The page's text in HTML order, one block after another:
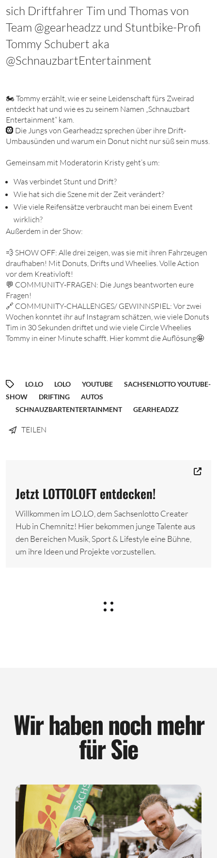
sich Driftfahrer Tim und Thomas von
Team ‪@gearheadzz‬ und Stuntbike-Profi
Tommy Schubert aka
‪@SchnauzbartEntertainment‬
🏍 Tommy erzählt, wie er seine Leidenschaft fürs Zweirad
entdeckt hat und wie es zu seinem Namen „Schnauzbart
Entertainment“ kam.
🛞 Die Jungs von Gearheadzz sprechen über ihre Drift-
Umbausünden und warum ein Donut nicht nur süß sein muss.
Gemeinsam mit Moderatorin Kristy geht’s um:
Was verbindet Stunt und Drift?
Wie hat sich die Szene mit der Zeit verändert?
Wie viele Reifensätze verbraucht man bei einem Event
wirklich?
Außerdem in der Show:
💨 SHOW OFF: Alle drei zeigen, was sie mit ihren Fahrzeugen
draufhaben! Mit Donuts, Drifts und Wheelies. Volle Action
vor dem Kreativloft!
💬 COMMUNITY-FRAGEN: Die Jungs beantworten eure
Fragen!
🔗 COMMUNITY-CHALLENGES/ GEWINNSPIEL: Vor zwei
Wochen konntet ihr auf Instagram schätzen, wie viele Donuts
Tim in 30 Sekunden driftet und wie viele Circle Wheelies
Tommy in einer Minute schafft. Hier kommt die Auflösung🤩
LO.LO LOLO YOUTUBE
SACHSENLOTTO YOUTUBE-
SHOW
DRIFTING
AUTOS
SCHNAUZBARTENTERTAINMENT
GEARHEADZZ
TEILEN
Jetzt LOTTOLOFT entdecken!
Willkommen im LO.LO, dem Sachsenlotto Creater
Hub in Chemnitz! Hier bekommen junge Talente aus
den Bereichen Musik, Sport & Lifestyle eine Bühne,
um ihre Ideen und Projekte vorzustellen.
Wir haben noch mehr
für Sie